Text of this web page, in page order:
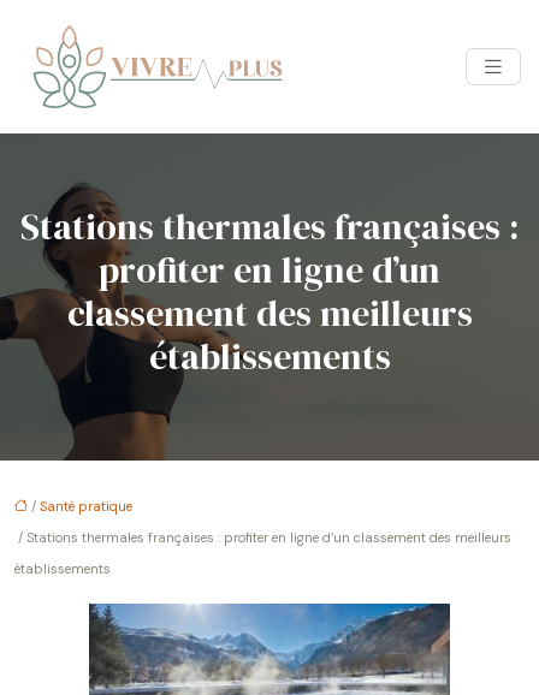
Stations thermales françaises :
profiter en ligne d’un
classement des meilleurs
établissements
/ Santé pratique
/ Stations thermales françaises : profiter en ligne d’un classement des meilleurs
établissements